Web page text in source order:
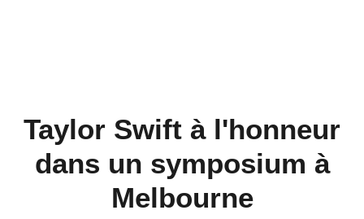
Taylor Swift à l'honneur
dans un symposium à
Melbourne